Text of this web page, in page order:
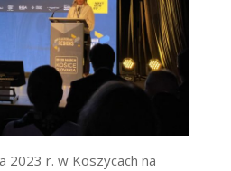
2023 r. w Koszycach na